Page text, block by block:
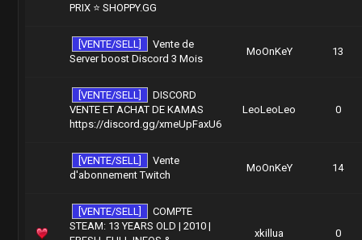
PRIX ⭐ SHOPPY.GG
[VENTE/SELL]
Vente de
Server boost Discord 3 Mois
MoOnKeY 13
[VENTE/SELL]
DISCORD
VENTE ET ACHAT DE KAMAS
https://discord.gg/xmeUpFaxU6
LeoLeoLeo 0
[VENTE/SELL]
Vente
d'abonnement Twitch
MoOnKeY 14
[VENTE/SELL]
COMPTE
STEAM: 13 YEARS OLD | 2010 |
xkillua 0